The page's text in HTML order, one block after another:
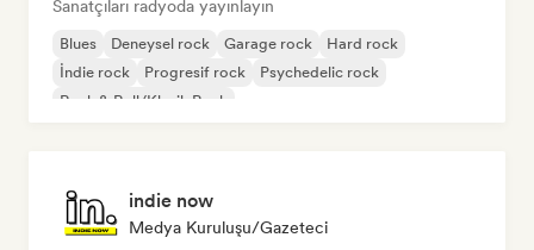
Sanatçıları radyoda yayınlayın
Blues Deneysel rock Garage rock
Hard rock
İndie rock
Progresif rock
Psychedelic rock
Rock & Roll/Klasik Rock
indie now
Medya Kuruluşu/Gazeteci